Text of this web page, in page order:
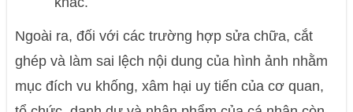
Ngoài ra, đối với các trường hợp sửa chữa, cắt
ghép và làm sai lệch nội dung của hình ảnh nhằm
mục đích vu khống, xâm hại uy tiến của cơ quan,